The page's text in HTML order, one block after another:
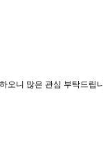
오니 많은 관심 부탁드립